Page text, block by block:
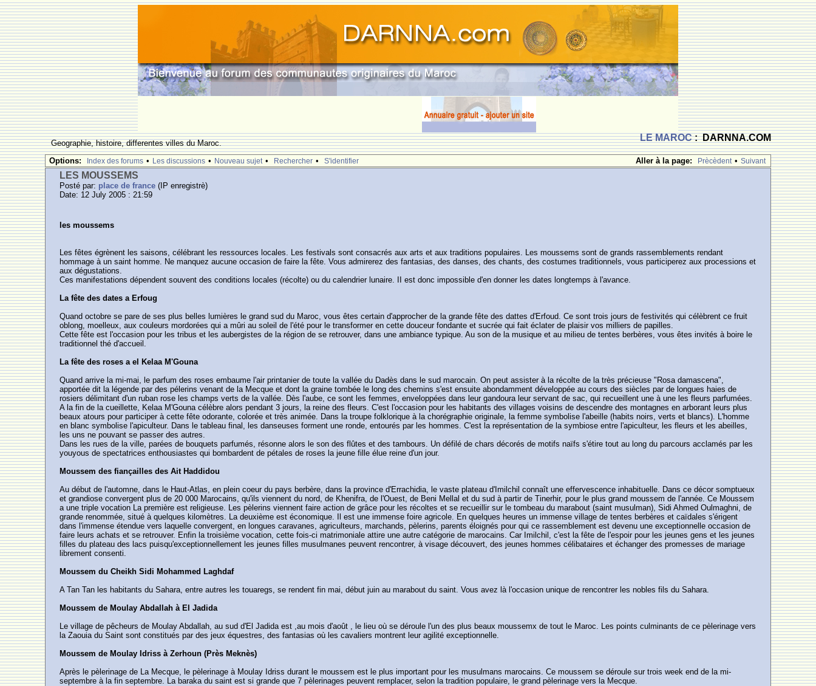
LE MAROC: DARNNA.COM
Geographie, histoire, differentes villes du Maroc.
Aller à la page:
Prècèdent • Suivant
Options: Index des forums • Les discussions • Nouveau sujet • Rechercher • S'identifier
LES MOUSSEMS
Posté par: place de france (IP enregistrè)
Date: 12 July 2005 : 21:59
les moussems
Les fêtes égrènent les saisons, célébrant les ressources locales. Les festivals sont consacrés aux arts et aux traditions populaires. Les moussems sont de grands rassemblements rendant
hommage à un saint homme. Ne manquez aucune occasion de faire la fête. Vous admirerez des fantasias, des danses, des chants, des costumes traditionnels, vous participerez aux processions et
aux dégustations.
Ces manifestations dépendent souvent des conditions locales (récolte) ou du calendrier lunaire. II est donc impossible d'en donner les dates longtemps à l'avance.
La fête des dates a Erfoug
Quand octobre se pare de ses plus belles lumières le grand sud du Maroc, vous êtes certain d'approcher de la grande fête des dattes d'Erfoud. Ce sont trois jours de festivités qui célèbrent ce fruit
oblong, moelleux, aux couleurs mordorées qui a mûri au soleil de l'été pour le transformer en cette douceur fondante et sucrée qui fait éclater de plaisir vos milliers de papilles.
Cette fête est l'occasion pour les tribus et les aubergistes de la région de se retrouver, dans une ambiance typique. Au son de la musique et au milieu de tentes berbères, vous êtes invités à boire le
traditionnel thé d'accueil.
La fête des roses a el Kelaa M'Gouna
Quand arrive la mi-mai, le parfum des roses embaume l'air printanier de toute la vallée du Dadès dans le sud marocain. On peut assister à la récolte de la très précieuse "Rosa damascena",
apportée dit la légende par des pélerins venant de la Mecque et dont la graine tombée le long des chemins s'est ensuite abondamment développée au cours des siècles par de longues haies de
rosiers délimitant d'un ruban rose les champs verts de la vallée. Dès l'aube, ce sont les femmes, enveloppées dans leur gandoura leur servant de sac, qui recueillent une à une les fleurs parfumées.
A la fin de la cueillette, Kelaa M'Gouna célèbre alors pendant 3 jours, la reine des fleurs. C'est l'occasion pour les habitants des villages voisins de descendre des montagnes en arborant leurs plus
beaux atours pour participer à cette fête odorante, colorée et très animée. Dans la troupe folklorique à la chorégraphie originale, la femme symbolise l'abeille (habits noirs, verts et blancs). L'homme
en blanc symbolise l'apiculteur. Dans le tableau final, les danseuses forment une ronde, entourés par les hommes. C'est la représentation de la symbiose entre l'apiculteur, les fleurs et les abeilles,
les uns ne pouvant se passer des autres.
Dans les rues de la ville, parées de bouquets parfumés, résonne alors le son des flûtes et des tambours. Un défilé de chars décorés de motifs naïfs s'étire tout au long du parcours acclamés par les
youyous de spectatrices enthousiastes qui bombardent de pétales de roses la jeune fille élue reine d'un jour.
Moussem des fiançailles des Ait Haddidou
Au début de l'automne, dans le Haut-Atlas, en plein coeur du pays berbère, dans la province d'Errachidia, le vaste plateau d'Imilchil connaît une effervescence inhabituelle. Dans ce décor somptueux
et grandiose convergent plus de 20 000 Marocains, qu'ils viennent du nord, de Khenifra, de l'Ouest, de Beni Mellal et du sud à partir de Tinerhir, pour le plus grand moussem de l'année. Ce Moussem
a une triple vocation La première est religieuse. Les pèlerins viennent faire action de grâce pour les récoltes et se recueillir sur le tombeau du marabout (saint musulman), Sidi Ahmed Oulmaghni, de
grande renommée, situé à quelques kilomètres. La deuxième est économique. Il est une immense foire agricole. En quelques heures un immense village de tentes berbères et caïdales s'érigent
dans l'immense étendue vers laquelle convergent, en longues caravanes, agriculteurs, marchands, pèlerins, parents éloignés pour qui ce rassemblement est devenu une exceptionnelle occasion de
faire leurs achats et se retrouver. Enfin la troisième vocation, cette fois-ci matrimoniale attire une autre catégorie de marocains. Car Imilchil, c'est la fête de l'espoir pour les jeunes gens et les jeunes
filles du plateau des lacs puisqu'exceptionnellement les jeunes filles musulmanes peuvent rencontrer, à visage découvert, des jeunes hommes célibataires et échanger des promesses de mariage
librement consenti.
Moussem du Cheikh Sidi Mohammed Laghdaf
A Tan Tan les habitants du Sahara, entre autres les touaregs, se rendent fin mai, début juin au marabout du saint. Vous avez là l'occasion unique de rencontrer les nobles fils du Sahara.
Moussem de Moulay Abdallah à El Jadida
Le village de pêcheurs de Moulay Abdallah, au sud d'El Jadida est ,au mois d'août , le lieu où se déroule l'un des plus beaux moussemx de tout le Maroc. Les points culminants de ce pèlerinage vers
la Zaouia du Saint sont constitués par des jeux équestres, des fantasias où les cavaliers montrent leur agilité exceptionnelle.
Moussem de Moulay Idriss à Zerhoun (Près Meknès)
Après le pèlerinage de La Mecque, le pèlerinage à Moulay Idriss durant le moussem est le plus important pour les musulmans marocains. Ce moussem se déroule sur trois week end de la mi-
septembre à la fin septembre. La baraka du saint est si grande que 7 pèlerinages peuvent remplacer, selon la tradition populaire, le grand pèlerinage vers la Mecque.